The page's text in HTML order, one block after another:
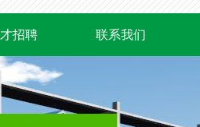
招聘 联系我们